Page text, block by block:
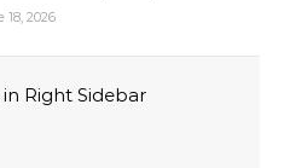
18, 2026
Right Sidebar